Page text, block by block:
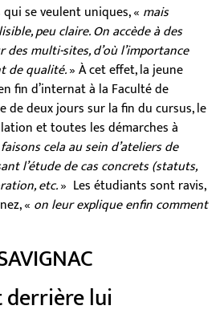
se veulent uniques, « mais
peu claire. On accède à des
multi-sites, d’où l’importance
de qualité.» À cet effet, la jeune
fin d’internat à la Faculté de
de deux jours sur la fin du cursus, le
et toutes les démarches à
cela au sein d’ateliers de
l’étude de cas concrets (statuts,
etc.» Les étudiants sont ravis,
« on leur explique enfin comment
derrière lui